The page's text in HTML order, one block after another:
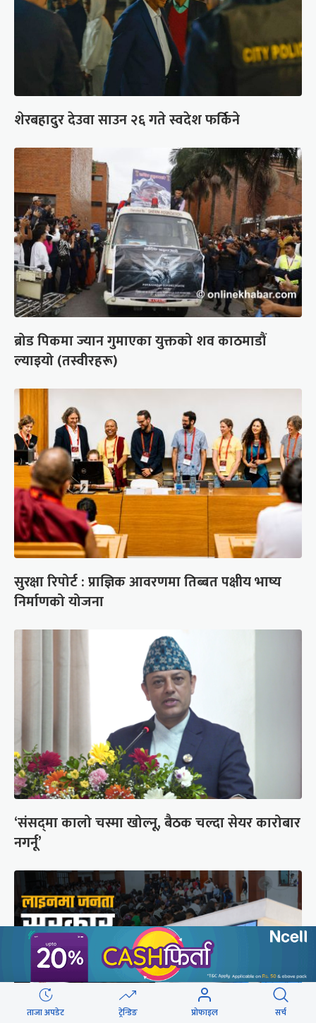
शेरबहादुर देउवा साउन २६ गते स्वदेश फर्किने
ब्रोड पिकमा ज्यान गुमाएका युक्तको शव काठमाडौं
ल्याइयो (तस्वीरहरू)
सुरक्षा रिपोर्ट : प्राज्ञिक आवरणमा तिब्बत पक्षीय भाष्य
निर्माणको योजना
‘संसद्‍मा कालो चस्मा खोल्नू, बैठक चल्दा सेयर कारोबार
नगर्नू’
ताजा अपडेट ट्रेन्डिङ प्रोफाइल सर्च